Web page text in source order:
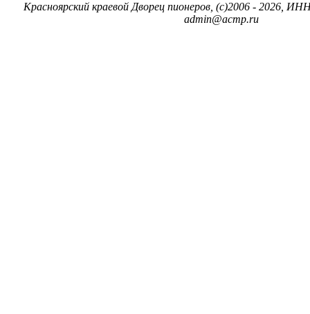
Красноярский краевой Дворец пионеров, (c)2006 - 2026,
admin@acmp.ru